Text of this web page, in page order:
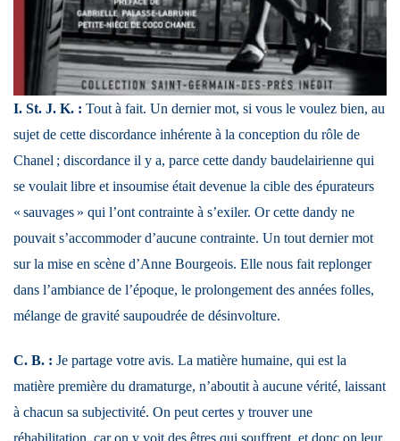
I. St. J. K. : Tout à fait. Un dernier mot, si vous le voulez bien, au
sujet de cette discordance inhérente à la conception du rôle de
Chanel ; discordance il y a, parce cette dandy baudelairienne qui
se voulait libre et insoumise était devenue la cible des épurateurs
« sauvages » qui l’ont contrainte à s’exiler. Or cette dandy ne
pouvait s’accommoder d’aucune contrainte. Un tout dernier mot
sur la mise en scène d’Anne Bourgeois. Elle nous fait replonger
dans l’ambiance de l’époque, le prolongement des années folles,
mélange de gravité saupoudrée de désinvolture.
C. B. : Je partage votre avis. La matière humaine, qui est la
matière première du dramaturge, n’aboutit à aucune vérité, laissant
à chacun sa subjectivité. On peut certes y trouver une
réhabilitation, car on y voit des êtres qui souffrent, et donc on leur